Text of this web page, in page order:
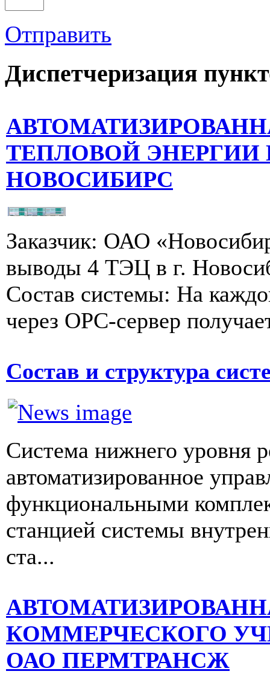
Отправить
Диспетчеризация
ТЕПЛОВОЙ
НОВОСИБИРС
Заказчик: ОАО
выводы 4 ТЭЦ в г.
Состав системы: На
через ОРС-сервер
Состав и структура
Система нижнего уровня
автоматизированное
функциональными
станцией системы
ста...
КОММЕРЧЕСКОГО
ОАО ПЕРМТРАНСЖ